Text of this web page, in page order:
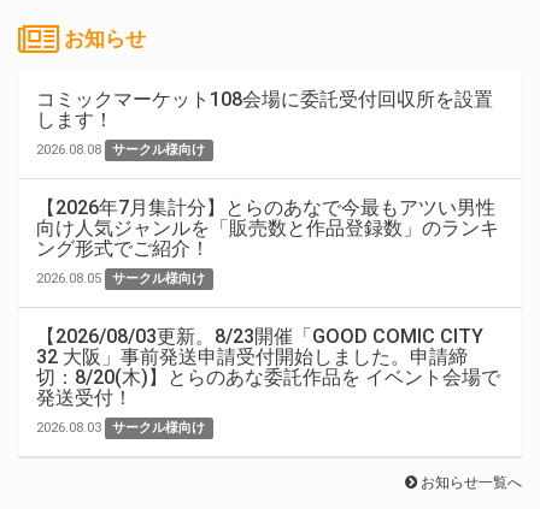
お知らせ
コミックマーケット108会場に委託受付回収所を設置
します！
2026.08.08 サークル様向け
【2026年7月集計分】とらのあなで今最もアツい男性
向け人気ジャンルを「販売数と作品登録数」のランキ
ング形式でご紹介！
2026.08.05 サークル様向け
【2026/08/03更新。8/23開催「GOOD COMIC CITY
32 大阪」事前発送申請受付開始しました。申請締
切：8/20(木)】とらのあな委託作品を イベント会場で
発送受付！
2026.08.03 サークル様向け
お知らせ一覧へ